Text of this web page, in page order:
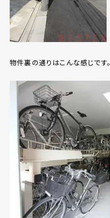
物件裏の通りはこんな感じです。